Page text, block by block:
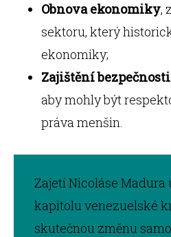
Obnova ekonomiky,
sektoru, který
ekonomiky;
Zajištění
aby mohly být
práva menšin.
Zajetí Nicoláse Madura
kapitolu venezuelské
skutečnou změnu